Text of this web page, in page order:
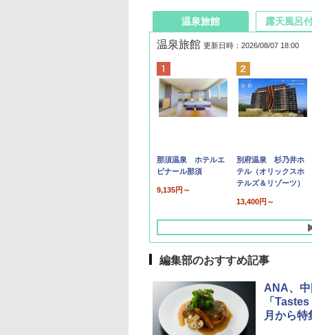
温泉旅館
温泉旅館 更新日時：2026/08/07 18:00
那須温泉 ホテルエ
ピナール那須
9,135円～
別府温泉 杉乃井ホ
テル（オリックスホ
テルズ＆リゾーツ）
13,400円～
露天風呂
編集部のおすすめ記事
ANA、中
「
月から特